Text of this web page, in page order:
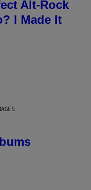
Alt-Rock
I Made It